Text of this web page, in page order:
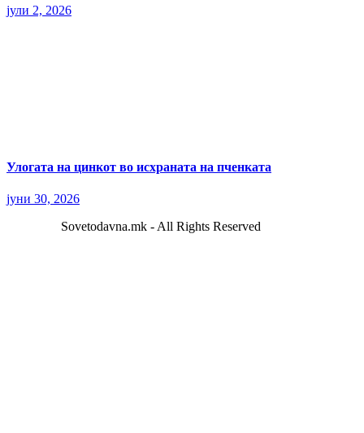
јули 2, 2026
Улогата на цинкот во исхраната на пченката
јуни 30, 2026
Sovetodavna.mk - All Rights Reserved